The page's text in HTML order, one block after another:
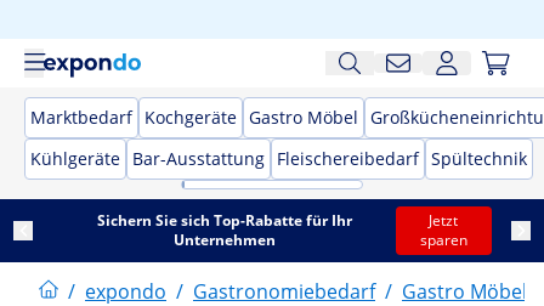
Marktbedarf Kochgeräte Gastro Möbel
Kühlgeräte Bar-Ausstattung Fleischereibedarf Spültechnik
Sichern Sie sich Top-Rabatte für Ihr
Unternehmen
Jetzt
sparen
/ expondo / Gastronomiebedarf / Gastro Möbel